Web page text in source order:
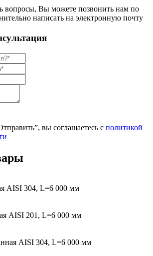
вопросы, Вы можете позвонить нам по
написать на электронную почту
вы соглашаетесь с политикой
AISI 304, L=6 000 мм
AISI 201, L=6 000 мм
AISI 304, L=6 000 мм